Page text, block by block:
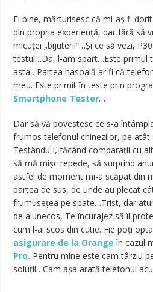
Ei bine, mărturisesc că mi-aș fi
din propria experiență, dar fără să
micuței „bijuterii”…Și ce să vezi,
testul…Da, l-am spart…Este primul
asta…Partea nasoală ar fi că
meu. Este primit în teste prin
Smartphone Tester…
Dar să vă povestesc ce s-a
frumos telefonul chinezilor, pe atât
Testându-l, făcând comparații cu
să mă mișc repede, să surprind
astfel de moment mi-a scăpat din
partea de sus, de unde au plecat
frumusețea pe spate…Trist, dar
de alunecos, Te încurajez să îl
cum l-ai scos din cutie. Fie poți
asigurare de la Orange în cazul
Pro. Pentru mine este cam târziu
soluții…Cam așa arată telefonul